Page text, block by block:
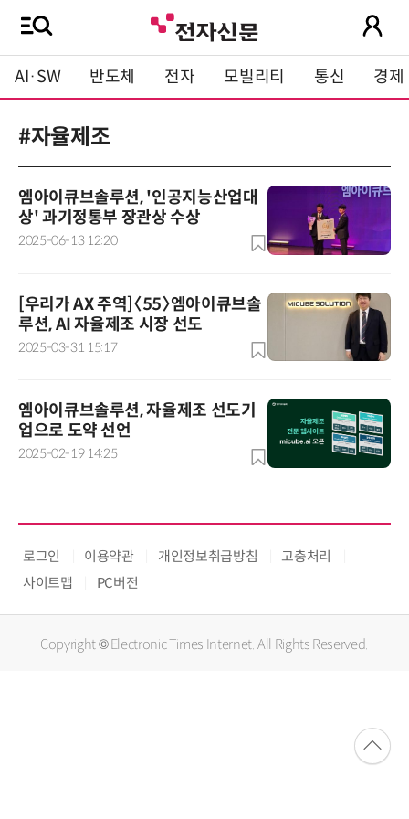
AI·SW 반도체 전자 모빌리티 통신 경제
#자율제조
엠아이큐브솔루션, '인공지능산업대
상' 과기정통부 장관상 수상
2025-06-13 12:20
[우리가 AX 주역]〈55〉엠아이큐브솔
루션, AI 자율제조 시장 선도
2025-03-31 15:17
엠아이큐브솔루션, 자율제조 선도기
업으로 도약 선언
2025-02-19 14:25
로그인 이용약관 개인정보취급방침
고충처리
사이트맵
PC버전
Copyright © Electronic Times Internet. All Rights Reserved.